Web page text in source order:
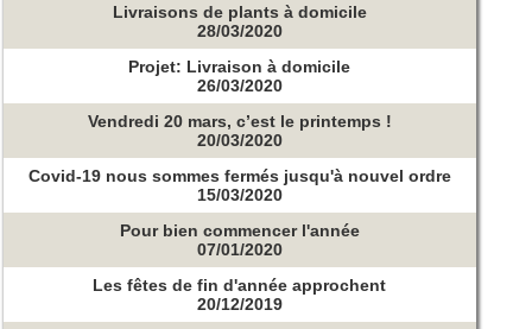
Livraisons de plants à domicile
28/03/2020
Projet: Livraison à domicile
26/03/2020
Vendredi 20 mars, c’est le printemps !
20/03/2020
Covid-19 nous sommes fermés jusqu'à nouvel ordre
15/03/2020
Pour bien commencer l'année
07/01/2020
Les fêtes de fin d'année approchent
20/12/2019